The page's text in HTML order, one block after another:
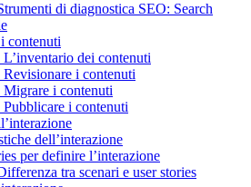
di diagnostica SEO: Search
contenuti
dei contenuti
Revisionare i contenuti
Migrare i contenuti
Pubblicare i contenuti
dell’interazione
per definire l’interazione
tra scenari e user stories